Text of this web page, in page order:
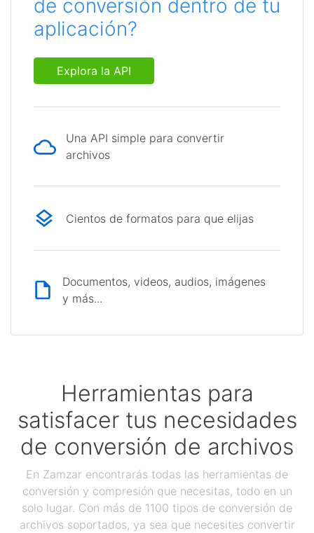
de conversión dentro de tu
aplicación?
Explora la API
Una API simple para convertir
archivos
Cientos de formatos para que elijas
Documentos, videos, audios, imágenes
y más...
Herramientas para
satisfacer tus necesidades
de conversión de archivos
En Zamzar encontrarás todas las herramientas de
conversión y compresión que necesitas, todo en un
solo lugar. Con más de 1100 tipos de conversión de
archivos soportados, ya sea que necesites convertir